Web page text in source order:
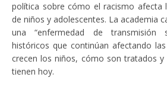
política sobre cómo el racismo afecta
de niños y adolescentes. La academia
una “enfermedad de transmisión
históricos que continúan afectando
crecen los niños, cómo son tratados y
tienen hoy.